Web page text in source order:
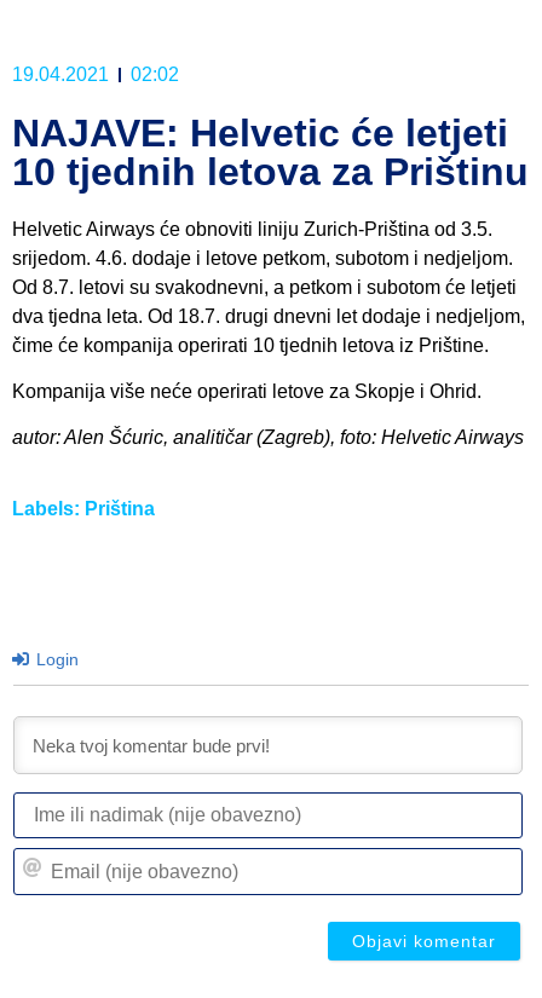
19.04.2021 02:02
NAJAVE: Helvetic će letjeti
10 tjednih letova za Prištinu
Helvetic Airways će obnoviti liniju Zurich-Priština od 3.5.
srijedom. 4.6. dodaje i letove petkom, subotom i nedjeljom.
Od 8.7. letovi su svakodnevni, a petkom i subotom će letjeti
dva tjedna leta. Od 18.7. drugi dnevni let dodaje i nedjeljom,
čime će kompanija operirati 10 tjednih letova iz Prištine.
Kompanija više neće operirati letove za Skopje i Ohrid.
autor: Alen Šćuric, analitičar (Zagreb), foto: Helvetic Airways
Labels: Priština
Login